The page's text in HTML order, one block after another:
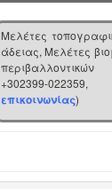
Μελέτες
άδειας, Μελέτες
+302399-
επικοινωνίας)